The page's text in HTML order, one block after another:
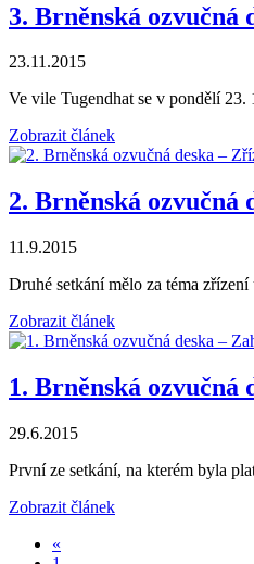
3. Brněnská ozvučná
23.11.2015
Ve vile Tugendhat se v pondělí 23.
Zobrazit článek
2. Brněnská
11.9.2015
Druhé setkání mělo za téma
Zobrazit článek
1. Brněnská ozvučná
29.6.2015
První ze setkání, na kterém byla
Zobrazit článek
«